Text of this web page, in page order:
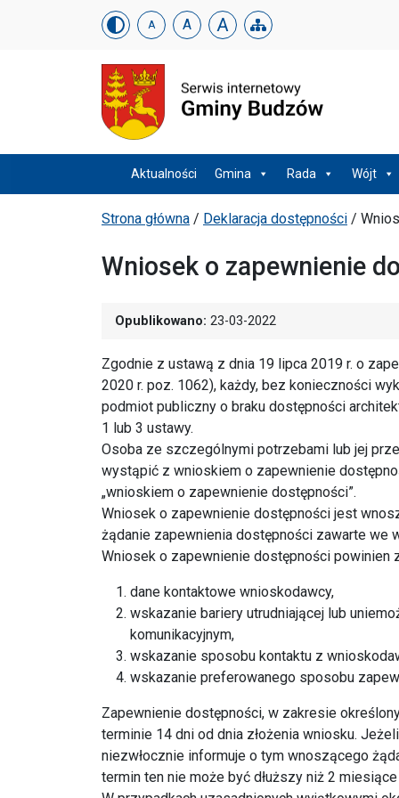
Urząd Gminy w Budzowie
Skip menu A A A
Menu główneAktualności Gmina Rada Wójt
Ścieżka powrotu
Strona główna / Deklaracja dostępności /
Wniosek o zapewnienie
Opublikowano: 23-03-2022
Zgodnie z ustawą z dnia 19 lipca 2019 r. o
2020 r. poz. 1062), każdy, bez konieczności
podmiot publiczny o braku dostępności
1 lub 3 ustawy.
Osoba ze szczególnymi potrzebami lub jej
wystąpić z wnioskiem o zapewnienie
„wnioskiem o zapewnienie dostępności”.
Wniosek o zapewnienie dostępności jest
żądanie zapewnienia dostępności zawarte we
Wniosek o zapewnienie dostępności powinien
dane kontaktowe wnioskodawcy,
wskazanie bariery utrudniającej lub
komunikacyjnym,
wskazanie sposobu kontaktu z
wskazanie preferowanego sposobu
Zapewnienie dostępności, w zakresie
terminie 14 dni od dnia złożenia wniosku.
niezwłocznie informuje o tym wnoszącego
termin ten nie może być dłuższy niż 2